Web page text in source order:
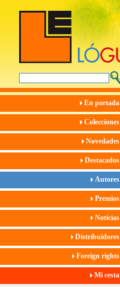
En portada
Colecciones
Novedades
Destacados
Autores
Premios
Noticias
Distribuidores
Foreign rights
Mi cesta